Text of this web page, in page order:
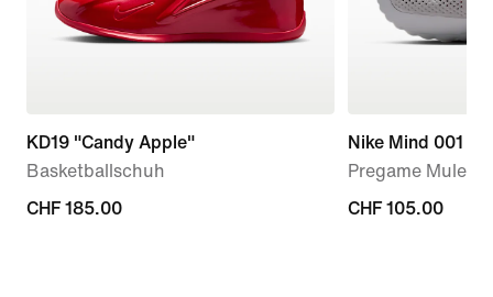
KD19 "Candy Apple"
Basketballschuh
CHF 185.00
CHF 185.00
Nike Mind 001
Pregame Mule
CHF 105.00
CHF 105.00